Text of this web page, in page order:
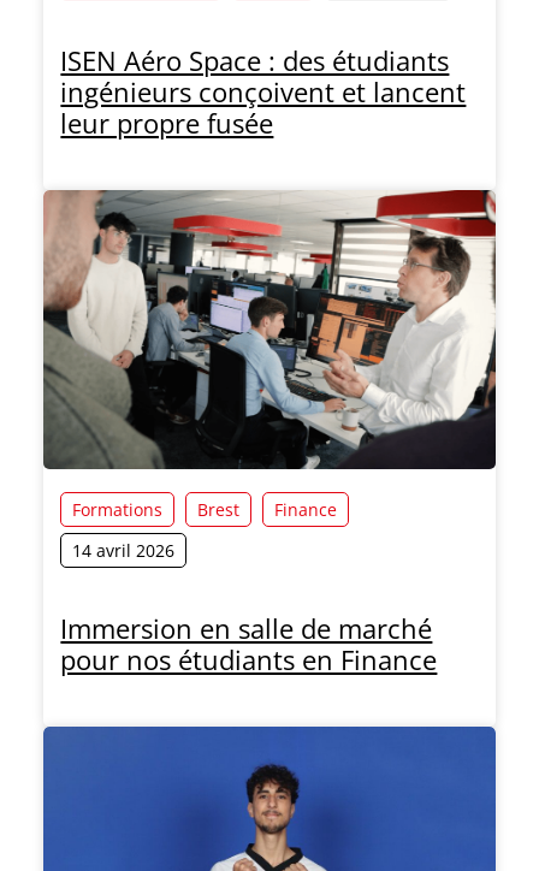
ISEN Aéro Space : des étudiants
ingénieurs conçoivent et lancent
leur propre fusée
Formations Brest
Finance
14 avril 2026
Immersion en salle de marché
pour nos étudiants en Finance